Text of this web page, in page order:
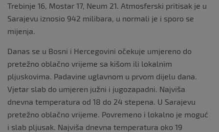
Trebinje 16, Mostar 17, Neum 21. Atmosferski pritisak je u
Sarajevu iznosio 942 milibara, u normali je i sporo se
mijenja.
Danas se u Bosni i Hercegovini očekuje umjereno do
pretežno oblačno vrijeme sa kišom ili lokalnim
pljuskovima. Padavine uglavnom u prvom dijelu dana.
Vjetar slab do umjeren južni i jugozapadni. Najviša
dnevna temperatura od 18 do 24 stepena. U Sarajevu
pretežno oblačno vrijeme. Povremeno i lokalno je moguć
i slab pljusak. Najviša dnevna temperatura oko 19